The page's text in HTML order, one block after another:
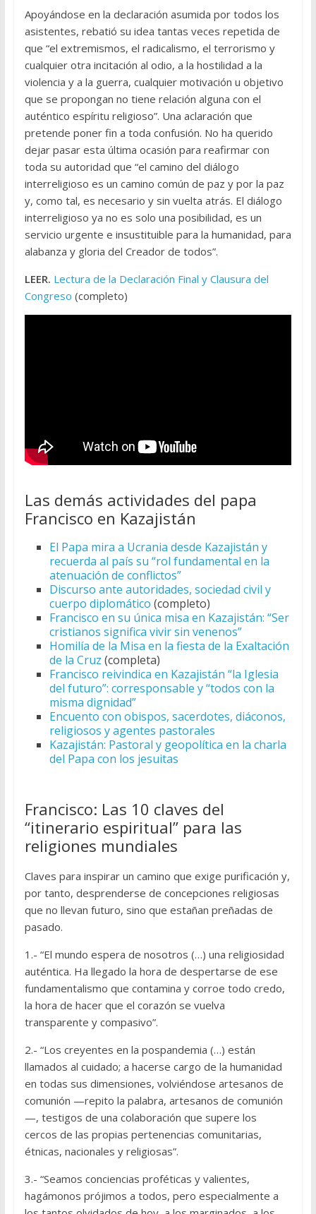
Apoyándose en la declaración asumida por todos los
asistentes, rebatió su idea tantas veces repetida de
que “el extremismos, el radicalismo, el terrorismo y
cualquier otra incitación al odio, a la hostilidad a la
violencia y a la guerra, cualquier motivación u objetivo
que se propongan no tiene relación alguna con el
auténtico espíritu religioso”. Una aclaración que
pretende poner fin a toda confusión. No ha querido
dejar pasar esta última ocasión para reafirmar con
toda su autoridad que “el camino del diálogo
interreligioso es un camino común de paz y por la paz
y, como tal, es necesario y sin vuelta atrás. El diálogo
interreligioso ya no es solo una posibilidad, es un
servicio urgente e insustituible para la humanidad, para
alabanza y gloria del Creador de todos”.
LEER. Lectura de la Declaración Final y Clausura del
Congreso (completo)
Las demás actividades del papa
Francisco en Kazajistán
El Papa mira a Ucrania desde Kazajistán y
recuerda al país su “rol fundamental en la
atenuación de conflictos”
Discurso ante autoridades, sociedad civil y
cuerpo diplomático (completo)
Francisco en su única misa en Kazajistán: “Ser
cristianos significa vivir sin venenos”
Homilía de la Misa en la fiesta de la Exaltación
de la Cruz (completa)
Francisco reivindica en Kazajistán “la Iglesia
del futuro”: corresponsable y “todos con la
misma dignidad”
Encuento con obispos, sacerdotes, diáconos,
religiosos y agentes pastorales
Kazajistán: Pastoral y geopolítica en la charla
del Papa con los jesuitas
Francisco: Las 10 claves del
“itinerario espiritual” para las
religiones mundiales
Claves para inspirar un camino que exige purificación y,
por tanto, desprenderse de concepciones religiosas
que no llevan futuro, sino que estañan preñadas de
pasado.
1.- “El mundo espera de nosotros (…) una religiosidad
auténtica. Ha llegado la hora de despertarse de ese
fundamentalismo que contamina y corroe todo credo,
la hora de hacer que el corazón se vuelva
transparente y compasivo”.
2.- “Los creyentes en la pospandemia (…) están
llamados al cuidado; a hacerse cargo de la humanidad
en todas sus dimensiones, volviéndose artesanos de
comunión —repito la palabra, artesanos de comunión
—, testigos de una colaboración que supere los
cercos de las propias pertenencias comunitarias,
étnicas, nacionales y religiosas”.
3.- “Seamos conciencias proféticas y valientes,
hagámonos prójimos a todos, pero especialmente a